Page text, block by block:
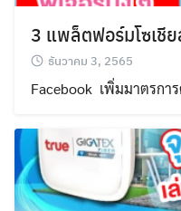
3 แพล็ตฟอร์มโซเชี
ธันวาคม 3, 2565
Facebook เพิ่มมาตรกา